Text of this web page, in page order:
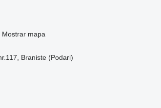
Mostrar mapa
Braniste (Podari)